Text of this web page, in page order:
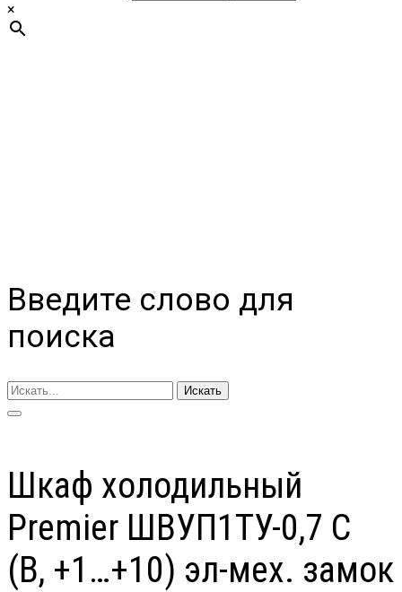
×
Введите слово для
поиска
Искать
Шкаф холодильный
Premier ШВУП1ТУ-0,7 С
(В, +1…+10) эл-мех. замок